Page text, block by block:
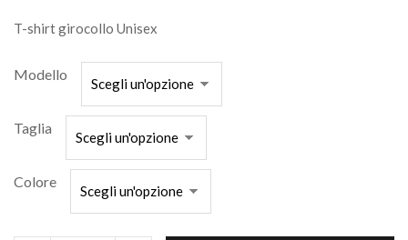
T-shirt girocollo Unisex
Modello
Taglia
Colore